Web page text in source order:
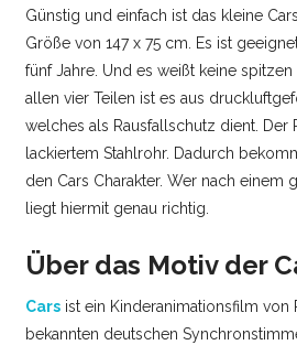
Günstig und einfach ist das kleine
Größe von 147 x 75 cm. Es ist
fünf Jahre. Und es weißt keine
allen vier Teilen ist es aus
welches als Rausfallschutz dient. Der
lackiertem Stahlrohr. Dadurch
den Cars Charakter. Wer nach einem
liegt hiermit genau richtig.
Über das Motiv der
Cars ist ein Kinderanimationsfilm von
bekannten deutschen